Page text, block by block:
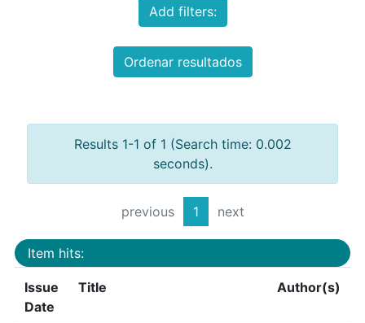
Add filters:
Ordenar resultados
Results 1-1 of 1 (Search time: 0.002
seconds).
previous 1 next
Item hits:
Issue
Date
Title Author(s)